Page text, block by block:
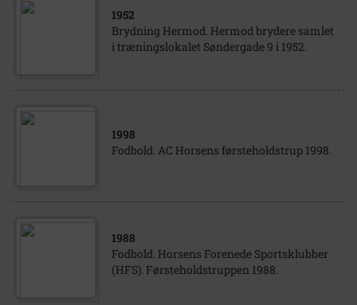
1952
Brydning Hermod. Hermod brydere samlet
i træningslokalet Søndergade 9 i 1952.
1998
Fodbold. AC Horsens førsteholdstrup 1998.
1988
Fodbold. Horsens Forenede Sportsklubber
(HFS). Førsteholdstruppen 1988.